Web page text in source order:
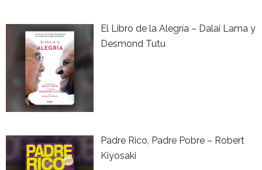
El Libro de la Alegría – Dalai Lama y
Desmond Tutu
Padre Rico, Padre Pobre – Robert
Kiyosaki